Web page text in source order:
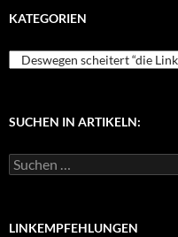
KATEGORIEN
g
r
SUCHEN IN ARTIKELN:
S
u
eLINKEMPFEHLUNGEN